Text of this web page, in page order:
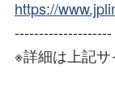
https://
--------------------
※詳細は上記サ